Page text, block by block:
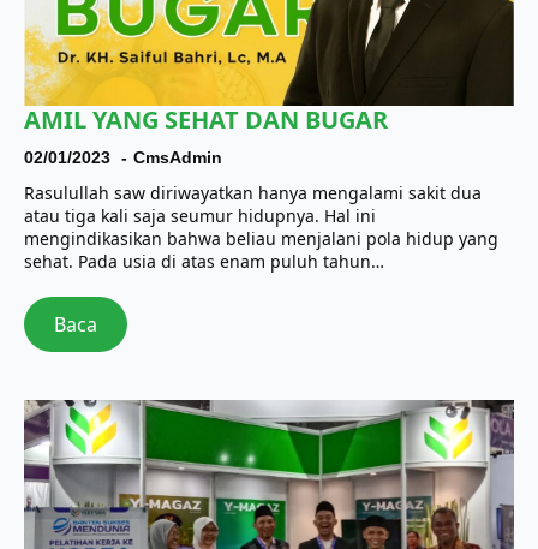
AMIL YANG SEHAT DAN BUGAR
02/01/2023 CmsAdmin
Rasulullah saw diriwayatkan hanya mengalami sakit dua
atau tiga kali saja seumur hidupnya. Hal ini
mengindikasikan bahwa beliau menjalani pola hidup yang
sehat. Pada usia di atas enam puluh tahun…
Baca